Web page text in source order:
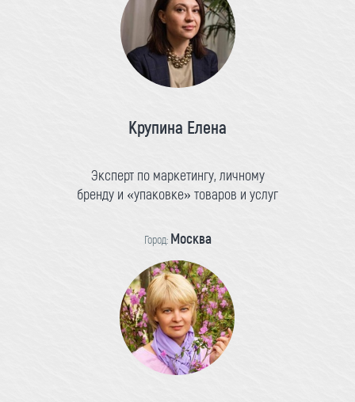
Крупина Елена
Эксперт по маркетингу, личному
бренду и «упаковке» товаров и услуг
Город: Москва